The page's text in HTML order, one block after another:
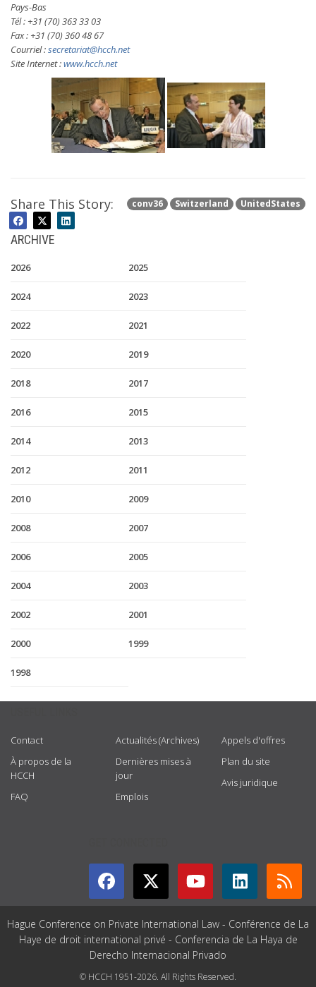
Pays-Bas
Tél : +31 (70) 363 33 03
Fax : +31 (70) 360 48 67
Courriel :secretariat@hcch.net
Site Internet :www.hcch.net
conv36 Switzerland UnitedStates
Share This Story:
ARCHIVE
2026 2025
2024 2023
2022 2021
2020 2019
2018 2017
2016 2015
2014 2013
2012 2011
2010 2009
2008 2007
2006 2005
2004 2003
2002 2001
2000 1999
1998
Contact
À propos de la
HCCH
FAQ
Actualités (Archives)
Dernières mises à
jour
Emplois
Appels d'offres
Plan du site
Avis juridique
Hague Conference on Private International Law - Conférence de La
Haye de droit international privé - Conferencia de La Haya de
Derecho Internacional Privado
© HCCH 1951-2026. All Rights Reserved.